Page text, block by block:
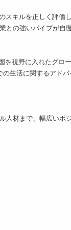
キルを正しく評価
の強いパイプが自慢
視野に入れたグロ
生活に関するアド
材まで、幅広いポ